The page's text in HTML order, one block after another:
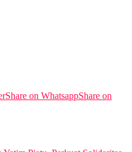
Share on WhatsappShare on